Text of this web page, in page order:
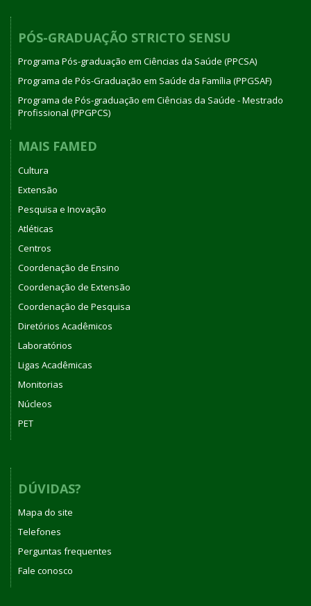
PÓS-GRADUAÇÃO STRICTO SENSU
Programa Pós-graduação em Ciências da Saúde (PPCSA)
Programa de Pós-Graduação em Saúde da Família (PPGSAF)
Programa de Pós-graduação em Ciências da Saúde - Mestrado
Profissional (PPGPCS)
MAIS FAMED
Cultura
Extensão
Pesquisa e Inovação
Atléticas
Centros
Coordenação de Ensino
Coordenação de Extensão
Coordenação de Pesquisa
Diretórios Acadêmicos
Laboratórios
Ligas Acadêmicas
Monitorias
Núcleos
PET
DÚVIDAS?
Mapa do site
Telefones
Perguntas frequentes
Fale conosco